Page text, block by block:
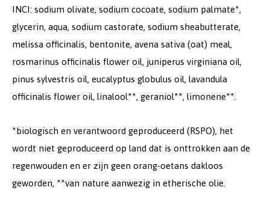
INCI: sodium olivate, sodium cocoate, sodium palmate*,
glycerin, aqua, sodium castorate, sodium sheabutterate,
melissa officinalis, bentonite, avena sativa (oat) meal,
rosmarinus officinalis flower oil, juniperus virginiana oil,
pinus sylvestris oil, eucalyptus globulus oil, lavandula
officinalis flower oil, linalool**, geraniol**, limonene**.
*biologisch en verantwoord geproduceerd (RSPO), het
wordt niet geproduceerd op land dat is onttrokken aan de
regenwouden en er zijn geen orang-oetans dakloos
geworden, **van nature aanwezig in etherische olie.